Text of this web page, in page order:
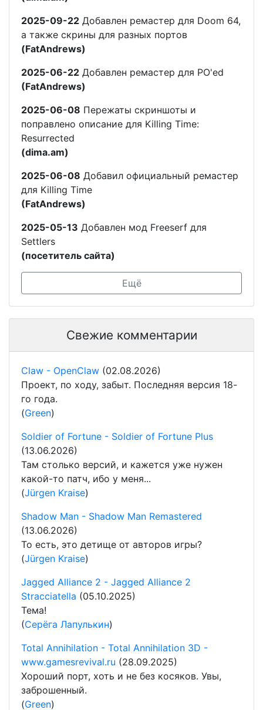
2025-09-22 Добавлен ремастер для Doom 64,
а также скрины для разных портов
(FatAndrews)
2025-06-22 Добавлен ремастер для PO'ed
(FatAndrews)
2025-06-08 Пережаты скриншоты и
поправлено описание для Killing Time:
Resurrected
(dima.am)
2025-06-08 Добавил официальный ремастер
для Killing Time
(FatAndrews)
2025-05-13 Добавлен мод Freeserf для
Settlers
(посетитель сайта)
Ещё
Свежие комментарии
Claw - OpenClaw (02.08.2026)
Проект, по ходу, забыт. Последняя версия 18-
го года.
(Green)
Soldier of Fortune - Soldier of Fortune Plus
(13.06.2026)
Там столько версий, и кажется уже нужен
какой-то патч, ибо у меня...
(Jürgen Kraise)
Shadow Man - Shadow Man Remastered
(13.06.2026)
То есть, это детище от авторов игры?
(Jürgen Kraise)
Jagged Alliance 2 - Jagged Alliance 2
Stracciatella (05.10.2025)
Тема!
(Серёга Лапулькин)
Total Annihilation - Total Annihilation 3D -
www.gamesrevival.ru (28.09.2025)
Хороший порт, хоть и не без косяков. Увы,
заброшенный.
(Green)